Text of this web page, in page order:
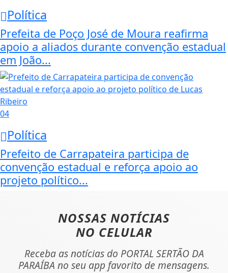
Política
Prefeita de Poço José de Moura reafirma
apoio a aliados durante convenção estadual
em João...
04
Política
Prefeito de Carrapateira participa de
convenção estadual e reforça apoio ao
projeto político...
NOSSAS NOTÍCIAS
NO CELULAR
Receba as notícias do PORTAL SERTÃO DA
PARAÍBA no seu app favorito de mensagens.